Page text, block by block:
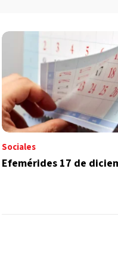
Sociales
Efemérides 17 de